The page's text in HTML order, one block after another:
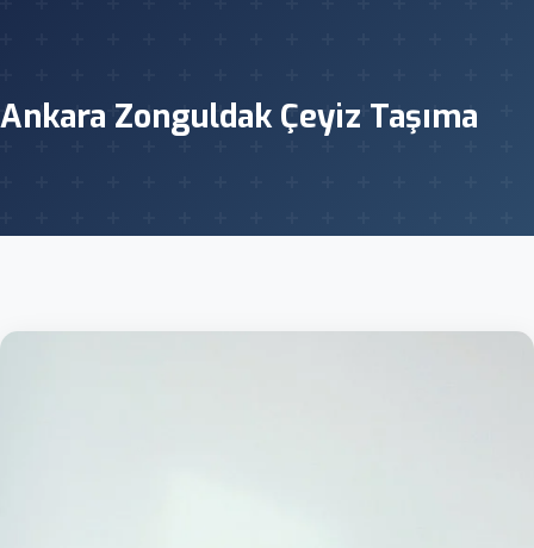
Ankara Zonguldak Çeyiz Taşıma